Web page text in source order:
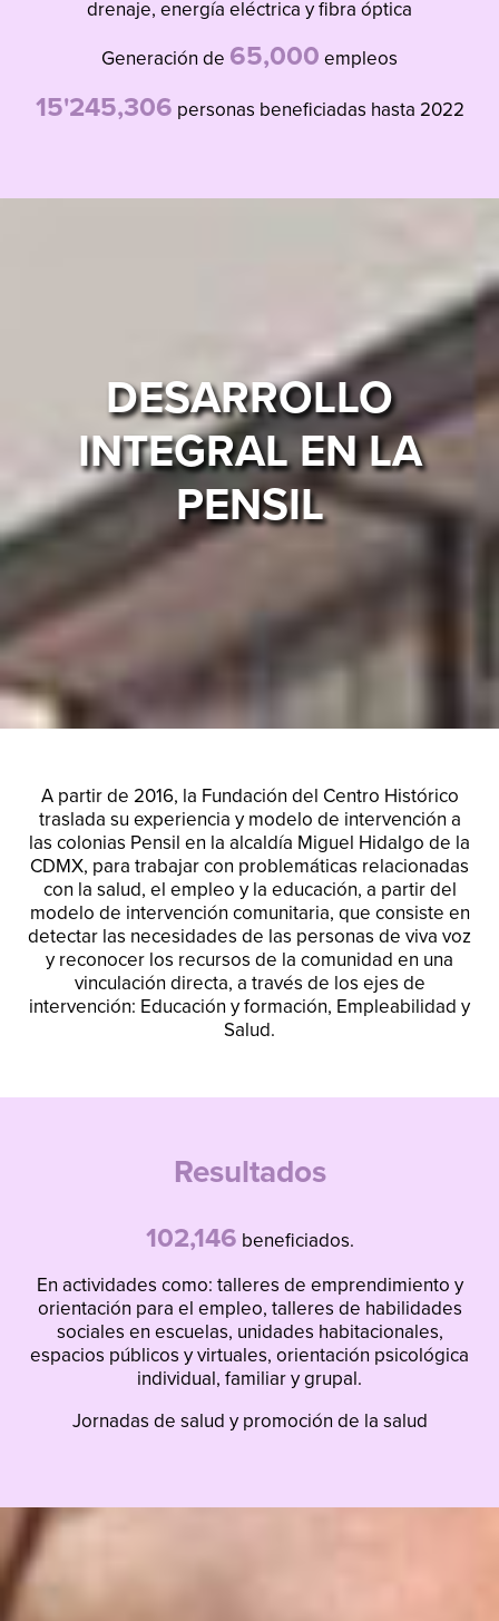
drenaje, energía eléctrica y fibra óptica
Generación de 65,000 empleos
15'245,306 personas beneficiadas hasta 2022
DESARROLLO
INTEGRAL EN LA
PENSIL
A partir de 2016, la Fundación del Centro Histórico
traslada su experiencia y modelo de intervención a
las colonias Pensil en la alcaldía Miguel Hidalgo de la
CDMX, para trabajar con problemáticas relacionadas
con la salud, el empleo y la educación, a partir del
modelo de intervención comunitaria, que consiste en
detectar las necesidades de las personas de viva voz
y reconocer los recursos de la comunidad en una
vinculación directa, a través de los ejes de
intervención: Educación y formación, Empleabilidad y
Salud.
Resultados
102,146 beneficiados.
En actividades como: talleres de emprendimiento y
orientación para el empleo, talleres de habilidades
sociales en escuelas, unidades habitacionales,
espacios públicos y virtuales, orientación psicológica
individual, familiar y grupal.
Jornadas de salud y promoción de la salud